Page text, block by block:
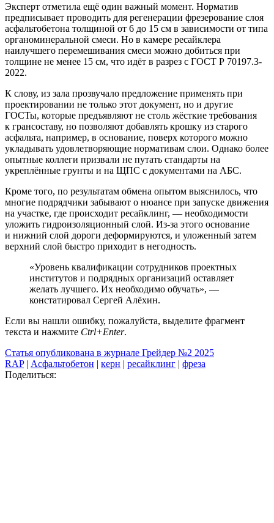
Эксперт отметила ещё один важный момент. Норматив
предписывает проводить для регенерации фрезерование слоя
асфальтобетона толщиной от 6 до 15 см в зависимости от типа
органоминеральной смеси. Но в камере ресайклера
наилучшего перемешивания смеси можно добиться при
толщине не менее 15 см, что идёт в разрез с ГОСТ Р 70197.3-
2022.
К слову, из зала прозвучало предложение применять при
проектировании не только этот документ, но и другие
ГОСТы, которые предъявляют не столь жёсткие требования
к грансоставу, но позволяют добавлять крошку из старого
асфальта, например, в основание, поверх которого можно
укладывать удовлетворяющие нормативам слои. Однако более
опытные коллеги призвали не путать стандарты на
укреплённые грунты и на ЩПС с документами на АБС.
Кроме того, по результатам обмена опытом выяснилось, что
многие подрядчики забывают о нюансе при запуске движения
на участке, где происходит ресайклинг, ― необходимости
уложить гидроизоляционный слой. Из-за этого основание
и нижний слой дороги деформируются, и уложенный затем
верхний слой быстро приходит в негодность.
«Уровень квалификации сотрудников проектных
институтов и подрядных организаций оставляет
желать лучшего. Их необходимо обучать», ―
констатировал Сергей Алёхин.
Если вы нашли ошибку, пожалуйста, выделите фрагмент
текста и нажмите Ctrl+Enter.
Статья опубликована в журнале Грейдер №2 2025
RAP| Асфальтобетон | керн | ресайклинг | фреза
Поделиться: